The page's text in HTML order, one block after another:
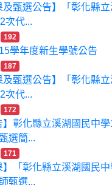
及甄選公告】「彰化縣
次代...
192
學年度新生學號公告
187
及甄選公告】「彰化縣
次代...
172
】彰化縣立溪湖國民中
選簡...
171
】「彰化縣立溪湖國民
甄選...